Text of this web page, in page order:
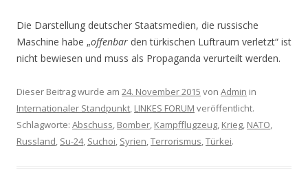
Die Darstellung deutscher Staatsmedien, die russische
Maschine habe „offenbar den türkischen Luftraum verletzt“ ist
nicht bewiesen und muss als Propaganda verurteilt werden.
Dieser Beitrag wurde am 24. November 2015 von Admin in
Internationaler Standpunkt, LINKES FORUM veröffentlicht.
Schlagworte: Abschuss, Bomber, Kampfflugzeug, Krieg, NATO,
Russland, Su-24, Suchoi, Syrien,Terrorismus,Türkei.